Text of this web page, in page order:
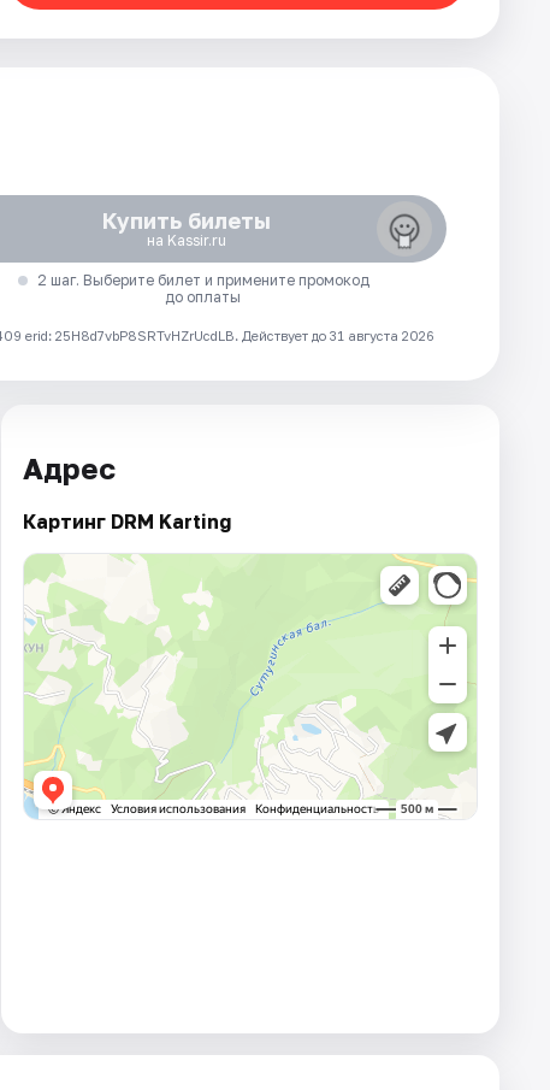
Купить билеты
на Kassir.ru
2 шаг. Выберите билет и примените промокод
до оплаты
25H8d7vbP8SRTvHZrUcdLB. Действует до 31 августа 2026
Адрес
Картинг DRM Karting